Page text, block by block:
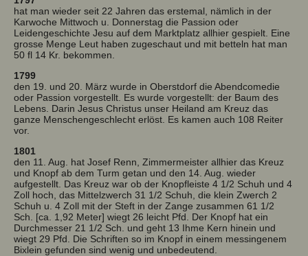
hat man wieder seit 22 Jahren das erstemal, nämlich in der
Karwoche Mittwoch u. Donnerstag die Passion oder
Leidengeschichte Jesu auf dem Marktplatz allhier gespielt. Eine
grosse Menge Leut haben zugeschaut und mit betteln hat man
50 fl 14 Kr. bekommen.
1799
den 19. und 20. März wurde in Oberstdorf die Abendcomedie
oder Passion vorgestellt. Es wurde vorgestellt: der Baum des
Lebens. Darin Jesus Christus unser Heiland am Kreuz das
ganze Menschengeschlecht erlöst. Es kamen auch 108 Reiter
vor.
1801
den 11. Aug. hat Josef Renn, Zimmermeister allhier das Kreuz
und Knopf ab dem Turm getan und den 14. Aug. wieder
aufgestellt. Das Kreuz war ob der Knopfleiste 4 1/2 Schuh und 4
Zoll hoch, das Mittelzwerch 31 1/2 Schuh, die klein Zwerch 2
Schuh u. 4 Zoll mit der Steft in der Zange zusammen 61 1/2
Sch. [ca. 1,92 Meter] wiegt 26 leicht Pfd. Der Knopf hat ein
Durchmesser 21 1/2 Sch. und geht 13 Ihme Kern hinein und
wiegt 29 Pfd. Die Schriften so im Knopf in einem messingenem
Bixlein gefunden sind wenig und unbedeutend.